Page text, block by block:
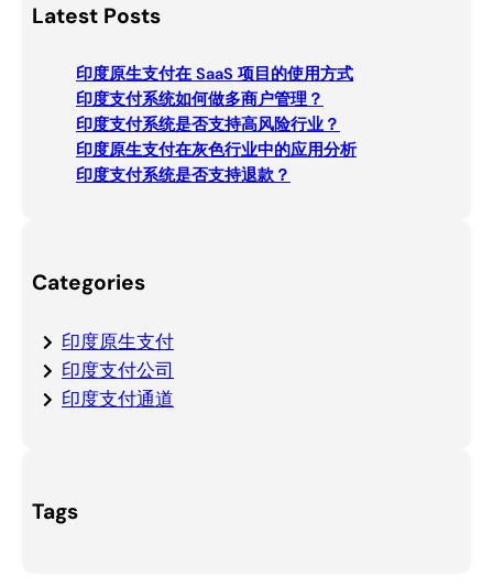
rLatest Posts
印度原生支付在 SaaS 项目的使用方式
印度支付系统如何做多商户管理？
印度支付系统是否支持高风险行业？
印度原生支付在灰色行业中的应用分析
印度支付系统是否支持退款？
Categories
印度原生支付
印度支付公司
印度支付通道
Tags